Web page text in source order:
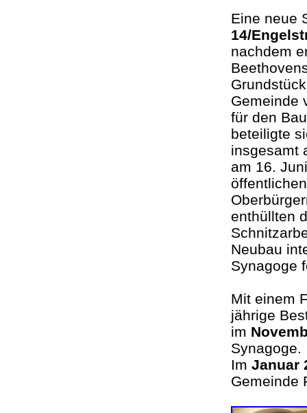
Eine neue
14/
nachdem
Gemeinde
für den
beteiligte
insgesamt
am 16.
enthüllten
Neubau
Synagoge
Mit einem
jährige
im
Synagoge.
Im Januar
Gemeinde